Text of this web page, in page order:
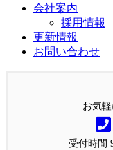
会社案内
採用情報
更新情報
お問い合わせ
お気
受付時間